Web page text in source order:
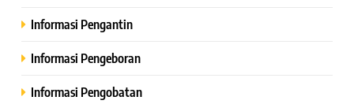
Informasi Pengantin
Informasi Pengeboran
Informasi Pengobatan